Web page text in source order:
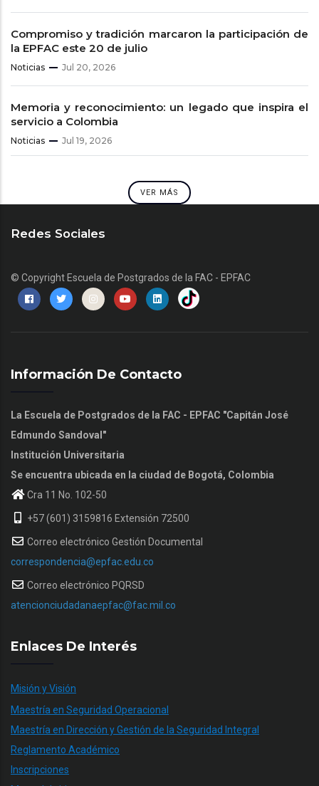
Compromiso y tradición marcaron la participación de
la EPFAC este 20 de julio
Noticias Jul 20, 2026
Memoria y reconocimiento: un legado que inspira el
servicio a Colombia
Noticias Jul 19, 2026
VER MÁS
Redes Sociales
© Copyright Escuela de Postgrados de la FAC - EPFAC
Información De Contacto
La Escuela de Postgrados de la FAC - EPFAC "Capitán José
Edmundo Sandoval"
Institución Universitaria
Se encuentra ubicada en la ciudad de Bogotá, Colombia
Cra 11 No. 102-50
+57 (601) 3159816 Extensión 72500
Correo electrónico Gestión Documental
correspondencia@epfac.edu.co
Correo electrónico PQRSD
atencionciudadanaepfac@fac.mil.co
Enlaces De Interés
Misión y Visión
Maestría en Seguridad Operacional
Maestría en Dirección y Gestión de la Seguridad Integral
Reglamento Académico
Inscripciones